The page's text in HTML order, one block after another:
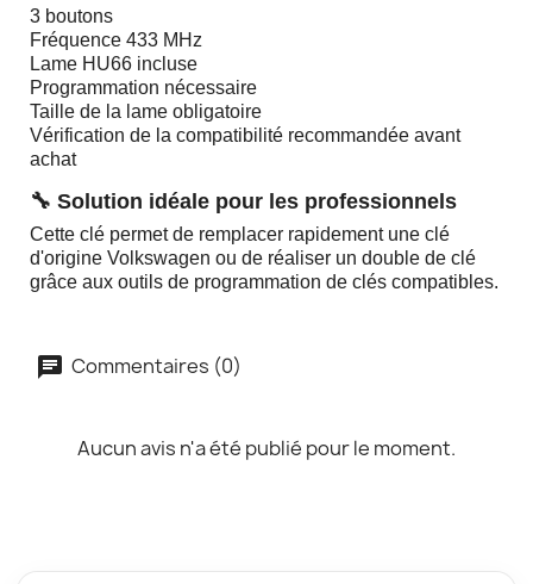
3 boutons
Fréquence 433 MHz
Lame HU66 incluse
Programmation nécessaire
Taille de la lame obligatoire
Vérification de la compatibilité recommandée avant
achat
🔧 Solution idéale pour les professionnels
Cette clé permet de remplacer rapidement une clé
d'origine Volkswagen ou de réaliser un double de clé
grâce aux outils de programmation de clés compatibles.
Commentaires (0)
Aucun avis n'a été publié pour le moment.